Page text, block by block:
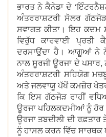
ਭਾਰਤ ਨੇ ਕੈਨੇਡਾ ਦੇ
ਅੰਤਰਰਾਸ਼ਟਰੀ ਸੋਲਰ
ਸਵਾਗਤ ਕੀਤਾ। ਇਹ ਕਦਮ
ਵਿਰੁੱਧ ਕਾਰਵਾਈ ਪ੍ਰਤੀ
ਦਰਸਾਉਂਦਾ ਹੈ। ਆਗੂਆਂ ਨੇ
ਨਾਲ ਸੂਰਜੀ ਊਰਜਾ ਦੇ
ਅੰਤਰਰਾਸ਼ਟਰੀ ਸਹਿਯੋਗ
ਅਤੇ ਜਲਵਾਯੂ ਪੱਖੋਂ ਕਮਜ਼ੋਰ
ਕਿ ਇਸ ਗੱਠਜੋੜ ਰਾਹੀਂ
ਊਰਜਾ ਪਹਿਲਕਦਮੀਆਂ ਨੂੰ ਹੋਰ
ਊਰਜਾ ਤਬਦੀਲੀ ਦੀ
ਨੂੰ ਹਾਸਲ ਕਰਨ ਵਿੱਚ ਸਾਰਥਕ